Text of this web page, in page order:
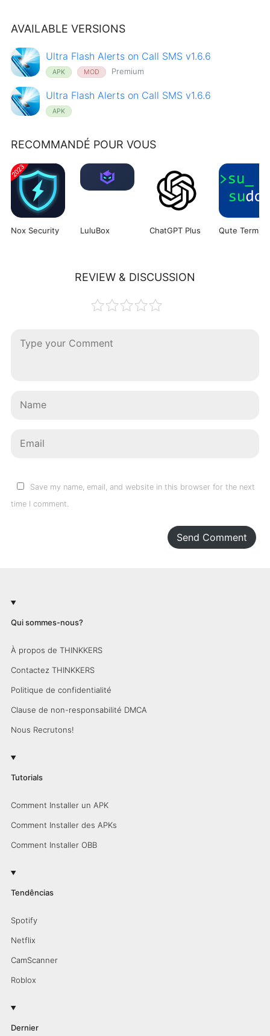
AVAILABLE VERSIONS
Ultra Flash Alerts on Call SMS v1.6.6
APK MOD Premium
Ultra Flash Alerts on Call SMS v1.6.6
APK
RECOMMANDÉ POUR VOUS
Nox Security LuluBox ChatGPT Plus
REVIEW & DISCUSSION
Save my name, email, and website in this browser for the next
time I comment.
Send Comment
Qui sommes-nous?
À propos de THINKKERS
Contactez THINKKERS
Politique de confidentialité
Clause de non-responsabilité DMCA
Nous Recrutons!
Tutorials
Comment Installer un APK
Comment Installer des APKs
Comment Installer OBB
Tendências
Spotify
Netflix
CamScanner
Roblox
Dernier